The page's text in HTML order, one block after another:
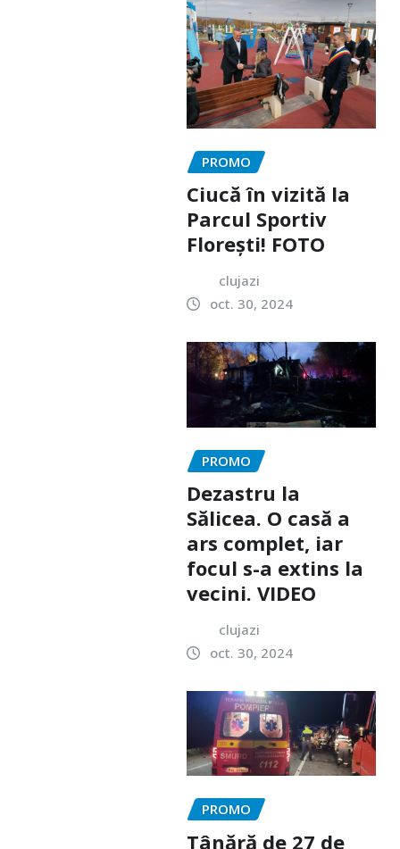
PROMO
Ciucă în vizită la
Parcul Sportiv
Florești! FOTO
clujazi
oct. 30, 2024
PROMO
Dezastru la
Sălicea. O casă a
ars complet, iar
focul s-a extins la
vecini. VIDEO
clujazi
oct. 30, 2024
PROMO
Tânără de 27 de